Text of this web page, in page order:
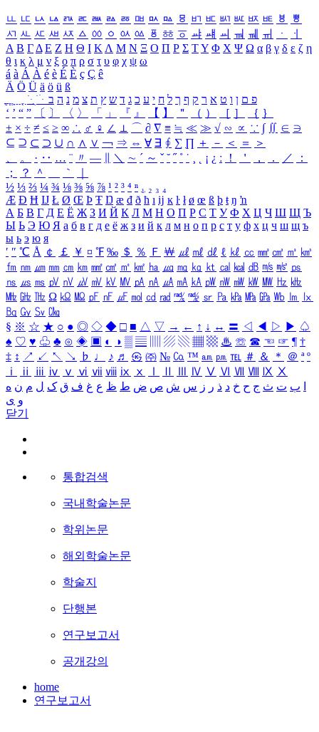
ㅥ ㅦ ㅧ ㅨ ㅩ ㅪ ㅫ ㅬ ㅭ ㅮ ㅯ ㅰ ㅱ ㅲ ㅳ ㅴ ㅵ ㅶ ㅷ ㅸ
ㅹ
ㅺ ㅻ ㅼ ㅽ ㅾ ㅿ ㆀ ㆁ ㆂ ㆃ ㆄ ㆅ ㆆ ㆇ ㆈ ㆉ ㆊ ㆋ ㆌ ㆍ
ㆎ
Α Β ΓΔ Ε Ζ Η Θ Ι ΚΛ Μ Ν Ξ Ο Π Ρ Σ ΤΥ Φ Χ Ψ Ω α β γ δ ε ζ η
θ ι κ λ μ ν ξ ο π ρ σ τ υ φ χ ψ ω
á à Á À é è É È ç Ç ê
Ä Ö Ü ä ö ü ß
ִֶֹ ֻּ ׁׂ פ ם ן ו ט א ר ק ף ך ל ח י ע כ ג ד ש ץ ת צ מ נ ה ב
‘ ’ “ ” 〔 〕 〈 〉 「 」 『 』 【 】 ＂ （ ） ［ ］ ｛ ｝
± × ÷ ≠ ≤ ≥ ∞ ∴ ♂ ♀ ∠ ⊥ ⌒ ∂ ∇ ≡ ≒ ≪ ≫ √ ∽ ∝ ∵ ∫ ∬ ∈ ∋
⊆ ⊇ ⊂ ⊃ ∪ ∩ ∧ ∨ ￢ ⇒ ⇔ ∀ ∃ ∮ ∑ ∏ ＋ － ＜ ＝
＞
、
。 · ‥ … ¨ 〃 ― ＼ ∼ ´ ～ ˇ ˘ ˝ ˚ ˙ ¸ ¡ ¿ ː ！ ＇ ， ． ／
：
；
？ ＾ ｀
½ ⅓ ⅔ ¼ ¾ ⅛ ⅜ ⅝ ⅞ ¹ ² ³ ⁴ ⁿ ₁ ₂ ₃ ₄
Æ Ð Ħ Ĳ Ł Ø Œ Þ Ŧ Ŋ æ đ ð ħ ı ĳ ĸ ŀ ł ø œ ß þ ŧ ŋ ŉ
А Б В Г Д Е Ё Ж З И Й К Л М Н О П Р С Т У Ф Х Ц Ч Ш Щ Ъ
Ы Ь Э Ю Я а б в г д е ё ж з и й к л м н о п р с т у ф х ц ч ш щ ъ
ы ь э ю я
′ ″ ℃ Å ￠ ￡ ￥ ¤ ℉ ‰ ＄ ％ Ｆ ￦ ㎕ ㎖ ㎗ ℓ ㎘ ㏄ ㎣ ㎤ ㎥ ㎦
㎙ ㎚ ㎛ ㎜ ㎝ ㎞ ㎟ ㎠ ㎡ ㎢ ㏊ ㎍ ㎎ ㎏ ㏏ ㎈ ㎉ ㏈ ㎧ ㎨ ㎰
㎱ ㎲ ㎳ ㎴ ㎵ ㎶ ㎷ ㎸ ㎹ ㎀ ㎁ ㎂ ㎃ ㎄ ㎺ ㎻ ㎽ ㎾ ㎿ ㎐ ㎑
㎒ ㎓ ㎔ Ω ㏀ ㏁ ㎊ ㎋ ㎌ ㏖ ㏅ ㎭ ㎮ ㎯ ㏛ ㎩ ㎪ ㎫ ㎬ ㏝ ㏐
㏓
㏃ ㏉ ㏜ ㏆
§ ※ ☆ ★ ○ ● ◎ ◇ ◆ □ ■ △ ▽ → ← ↑ ↓ ↔ 〓 ◁ ◀ ▷ ▶ ♤
♠ ♡ ♥ ♧ ♣ ⊙ ◈ ▣ ◐ ◑ ▒ ▤ ▨ ▧ ▦ ▩ ♨ ☏ ☎ ☜ ☞ ¶ †
‡ ↕ ↗ ↙ ↖ ↘ ♭ ♩ ♪ ♬ ㉿ ㈜ № ㏇ ™ ㏂ ㏘ ℡ ＃ ＆ ＊ ＠ ª º
ⅰ
ⅱ ⅲ ⅳ ⅴ ⅵ ⅶ ⅷ ⅸ ⅹ Ⅳ Ⅴ Ⅵ Ⅶ Ⅷ Ⅸ Ⅹ
ب ت ث ج ح خ د ذ ر ز س ش ص ض ط ظ ع غ ف ق ک ل م ن ه
و ی
닫기
통합검색
국내학술논문
학위논문
해외학술논문
학술지
단행본
연구보고서
공개강의
home
연구보고서